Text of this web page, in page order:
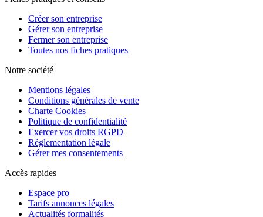
Créer son entreprise
Gérer son entreprise
Fermer son entreprise
Toutes nos fiches pratiques
Notre société
Mentions légales
Conditions générales de vente
Charte Cookies
Politique de confidentialité
Exercer vos droits RGPD
Réglementation légale
Gérer mes consentements
Accès rapides
Espace pro
Tarifs annonces légales
Actualités formalités